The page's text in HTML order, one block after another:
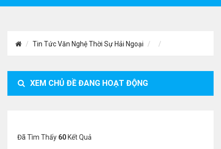
Tin Tức Văn Nghệ Thời Sự Hải Ngoại
XEM CHỦ ĐỀ ĐANG HOẠT ĐỘNG
Đã Tìm Thấy 60 Kết Quả